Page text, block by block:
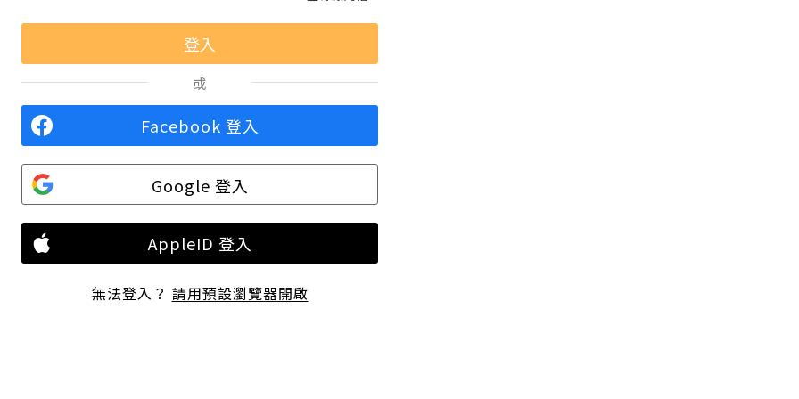
或
Facebook 登入
Google 登入
AppleID 登入
無法登入？ 請用預設瀏覽器開啟